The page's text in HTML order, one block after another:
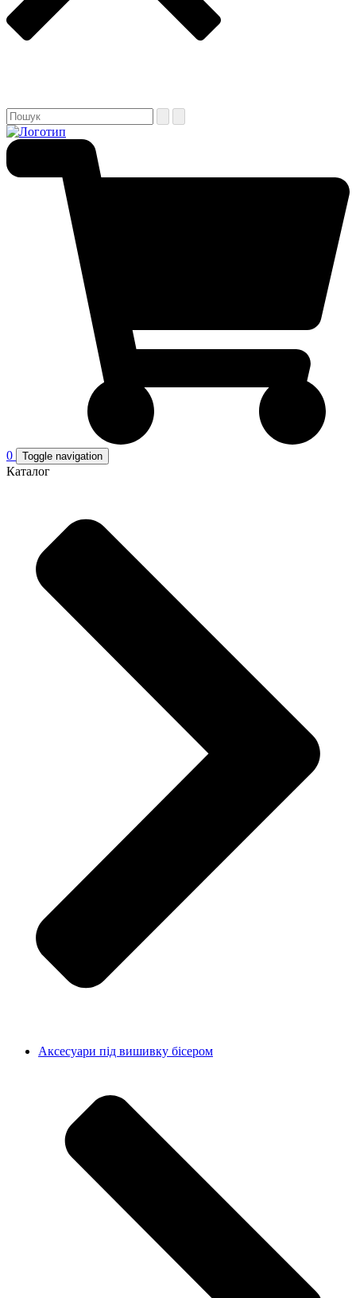
0 Toggle navigation
Каталог
Аксесуари під вишивку бісером